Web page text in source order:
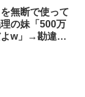
ッキリする話#離
無断で使って
の妹「500万
よw」→勘違い